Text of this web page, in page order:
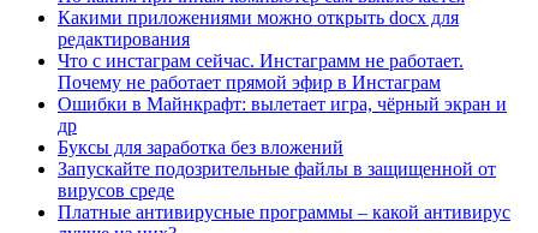
Какими приложениями можно открыть docx для
редактирования
Что с инстаграм сейчас. Инстаграмм не работает.
Почему не работает прямой эфир в Инстаграм
Ошибки в Майнкрафт: вылетает игра, чёрный экран и
др
Буксы для заработка без вложений
Запускайте подозрительные файлы в защищенной от
вирусов среде
Платные антивирусные программы – какой антивирус